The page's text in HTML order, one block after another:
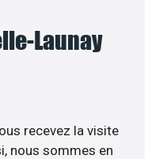
Launay
recevez la visite
nous sommes en